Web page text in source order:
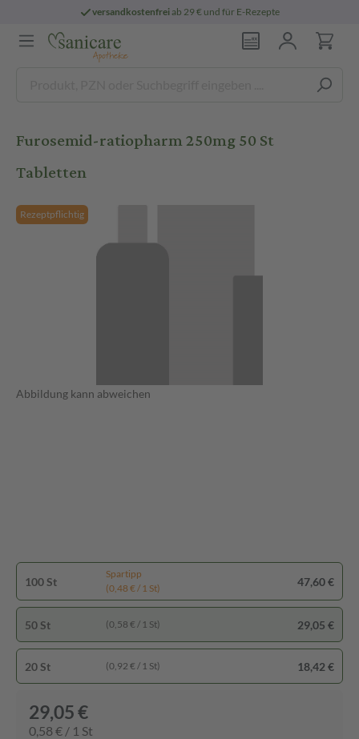
versandkostenfreiab 29 € und für E-Rezepte
Furosemid-ratiopharm 250mg 50 St
Tabletten
Rezeptpflichtig
Abbildung kann abweichen
100 St
Spartipp
(0,48 € / 1 St)
47,60 €
50 St (0,58 € / 1 St) 29,05 €
20 St (0,92 € / 1 St) 18,42 €
29,05 €
0,58 € / 1 St